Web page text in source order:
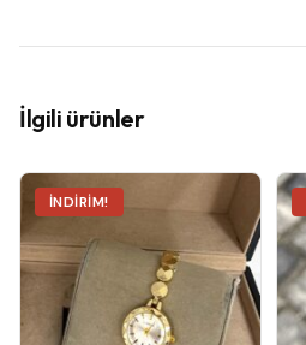
İlgili ürünler
İNDIRIM!